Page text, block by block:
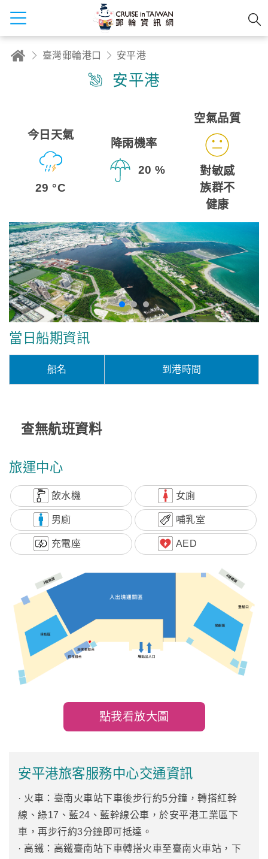
臺灣郵輪港口 安平港
安平港
今日天氣
29 °C
降雨機率
20 %
空氣品質
對敏感
族群不
健康
當日船期資訊
船名 到港時間
查無航班資料
旅運中心
飲水機 女廁
男廁 哺乳室
充電座 AED
點我看放大圖
安平港旅客服務中心交通資訊
· 火車：臺南火車站下車後步行約5分鐘，轉搭紅幹
線、綠17、藍24、藍幹線公車，於安平港工業區下
車，再步行約3分鐘即可抵達。
· 高鐵：高鐵臺南站下車轉搭火車至臺南火車站，下